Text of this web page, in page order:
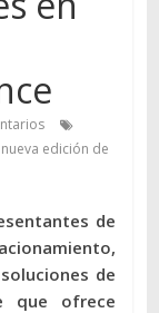
edición de
de
de
que ofrece